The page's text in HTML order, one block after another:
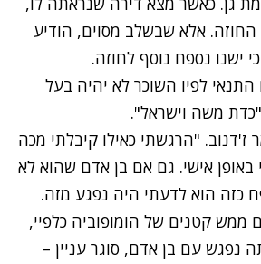
אלא שבשלב מסוים, הודיע
ישנו נספח נוסף לחוזה.
התנאי לפיו השוכר לא יהיה בעל
"כדת משה וישראל".
ז'דנוב. "הרגשתי כאילו קיבלתי מכה
באופן אישי. גם אם בן אדם שהוא לא
כזה הוא לדעתי היה נפגע מזה.
ממש קטנים של הומופוביה כלפיי,
נפגש עם בן אדם, סוגר עניין –